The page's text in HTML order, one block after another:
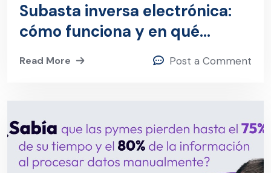
Subasta inversa electrónica:
cómo funciona y en qué
beneficia a su empresa
Read More Post a Comment